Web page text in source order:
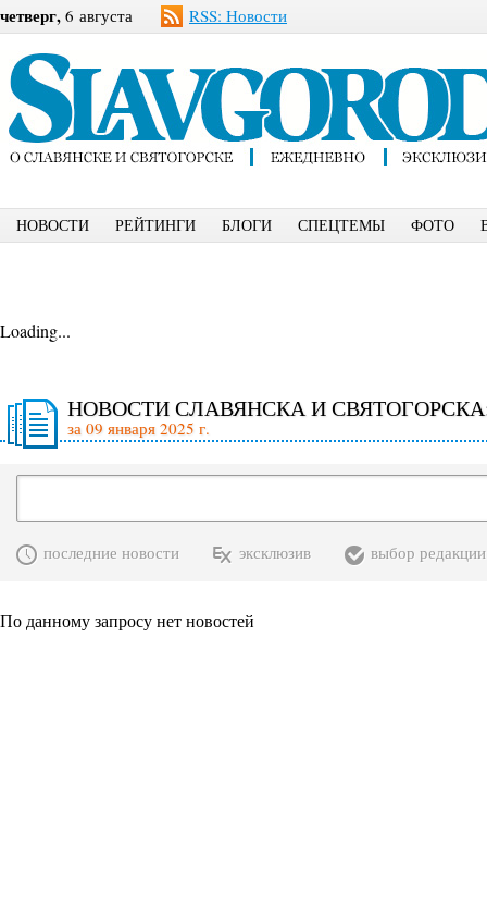
четверг, 6 августа RSS: Новости
НОВОСТИ РЕЙТИНГИ БЛОГИ СПЕЦТЕМЫ ФОТО
Loading...
НОВОСТИ СЛАВЯНСКА И
за 09 января 2025 г.
последние новости эксклюзив выбор редакции
По данному запросу нет новостей